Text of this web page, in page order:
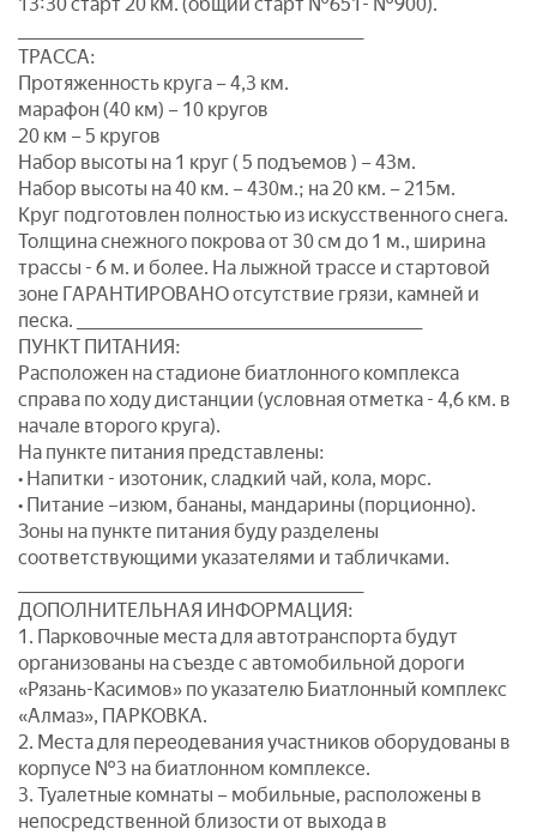
ТРАССА:
Протяженность круга – 4,3 км.
марафон (40 км) – 10 кругов
20 км – 5 кругов
Набор высоты на 1 круг ( 5 подъемов ) – 43м.
Набор высоты на 40 км. – 430м.; на 20 км. – 215м.
Круг подготовлен полностью из искусственного снега.
Толщина снежного покрова от 30 см до 1 м., ширина
трассы - 6 м. и более. На лыжной трассе и стартовой
зоне ГАРАНТИРОВАНО отсутствие грязи, камней и
песка. ________________________________________________
ПУНКТ ПИТАНИЯ:
Расположен на стадионе биатлонного комплекса
справа по ходу дистанции (условная отметка - 4,6 км. в
начале второго круга).
На пункте питания представлены:
• Напитки - изотоник, сладкий чай, кола, морс.
• Питание –изюм, бананы, мандарины (порционно).
Зоны на пункте питания буду разделены
соответствующими указателями и табличками.
ДОПОЛНИТЕЛЬНАЯ ИНФОРМАЦИЯ:
1. Парковочные места для автотранспорта будут
организованы на съезде с автомобильной дороги
«Рязань-Касимов» по указателю Биатлонный комплекс
«Алмаз», ПАРКОВКА.
2. Места для переодевания участников оборудованы в
корпусе №3 на биатлонном комплексе.
3. Туалетные комнаты – мобильные, расположены в
непосредственной близости от выхода в